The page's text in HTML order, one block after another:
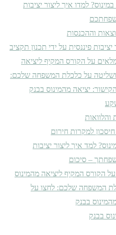
למדו איך ליצור יציבות
וההכנסות
יציבות פיננסית על ידי תכנון תקציב
על הקורס המקיף ליציאה
ושליטה על כלכלת המשפחה שלכם:
יציאה מהמינוס בבנק
והלוואות
למקרות חירום
למד איך ליצור יציבות
– סיכום
הקורס המקיף ליציאה מהמינוס
המשפחה שלכם: לחצו על
בבנק
בבנק